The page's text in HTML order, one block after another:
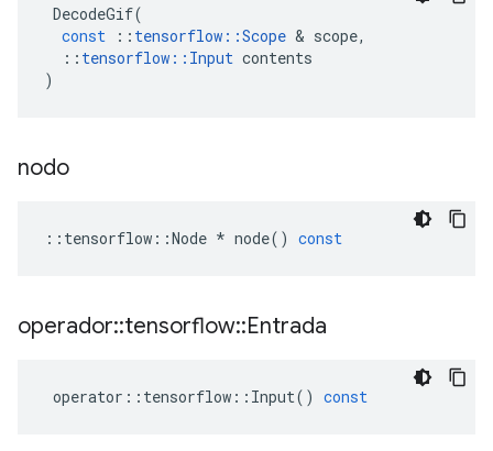
DecodeGif(
const
:: tensorflow ::Scope & scope,
:: tensorflow :: Input contents
)
nodo
:: tensorflow ::Node * node() const
operador::tensorflow::Entrada
operator :: tensorflow :: Input() const